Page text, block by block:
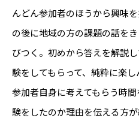
んどん参加者のほうから興味
の後に地域の方の課題の話を
びつく。初めから答えを解説
験をしてもらって、純粋に楽
参加者自身に考えてもらう時
験をしたのか理由を伝える方